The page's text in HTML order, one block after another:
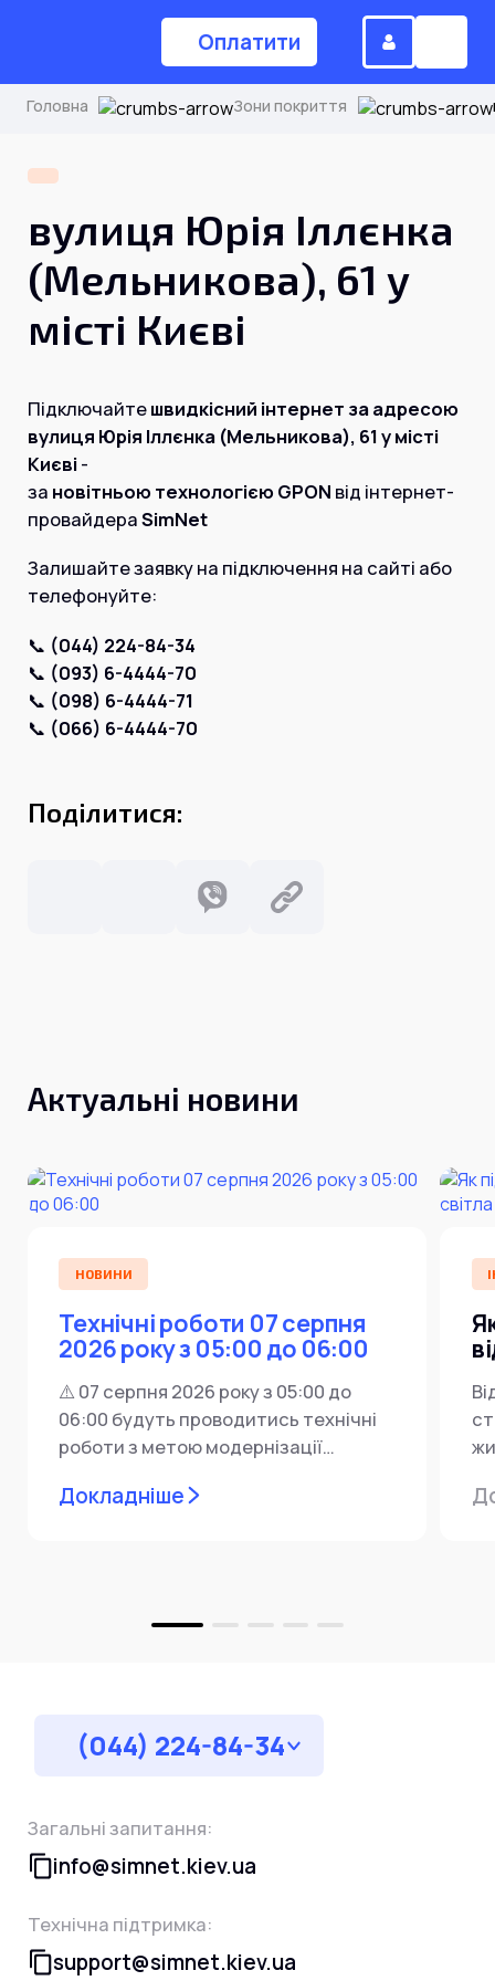
Оплатити
Для дому
Головна
Акції
Інтернет
Інтернет+ТБ
Телебачення
Відеонагляд
Про нас
Допомога
Контакти
Інше
Для дому
Для бізнесу
Карта покриття
Магазин
Замовити дзвінок
info@simnet.kiev.ua
support@simnet.kiev.ua
Головна Зони покриття
вулиця Юрія Іллєнка
(Мельникова), 61 у
місті Києві
Підключайтешвидкісний інтернет за адресою
вулиця Юрія Іллєнка (Мельникова), 61 у місті
Києві-
за новітньою технологією GPON від інтернет-
провайдераSimNet
Залишайте заявку на підключення на сайті або
телефонуйте:
📞 (044) 224-84-34
📞 (093) 6-4444-70
📞 (098) 6-4444-71
📞 (066) 6-4444-70
Поділитися:
Актуальні новини
НОВИНИ
Технічні роботи 07 серпня
2026 року з 05:00 до 06:00
⚠️ 07 серпня 2026 року з 05:00 до
06:00 будуть проводитись технічні
роботи з метою модернізації
Докладніше
(044) 224-84-34
Загальні запитання:
info@simnet.kiev.ua
Технічна підтримка:
support@simnet.kiev.ua